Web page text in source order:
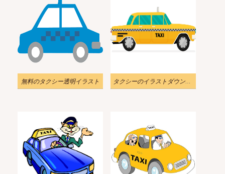
無料のタクシー透明イラスト タクシーのイラストダウンロード